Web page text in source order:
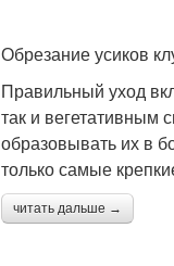
Обрезание усиков
Правильный уход
так и вегетативным
образовывать их в
только самые
читать дальше →